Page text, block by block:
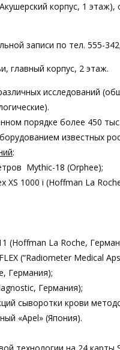
корпус, 1 этаж),
записи по тел. 555-
главный корпус, 2 этаж.
исследований
порядке более 450
известных
:
Mythic-18 (Orphee);
XS 1000 i (Hoffman La
(Hoffman La Roche,
(“Radiometer Medical
Германия);
Германия);
сыворотки крови
«Apel» (Япония).